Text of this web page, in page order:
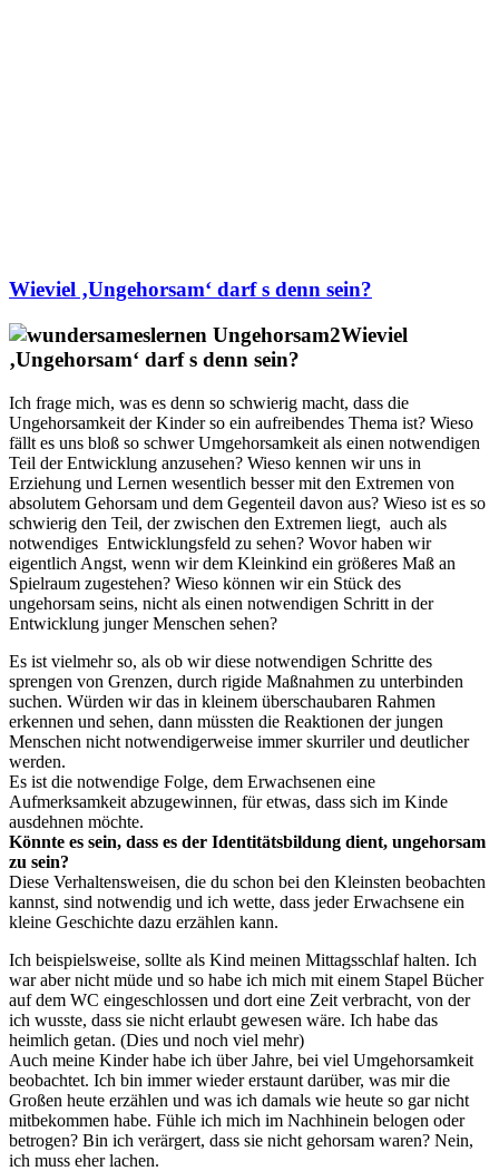
Wieviel ‚Ungehorsam‘ darf s denn sein?
Wieviel
‚Ungehorsam‘ darf s denn sein?
Ich frage mich, was es denn so schwierig macht, dass die
Ungehorsamkeit der Kinder so ein aufreibendes Thema ist? Wieso
fällt es uns bloß so schwer Umgehorsamkeit als einen notwendigen
Teil der Entwicklung anzusehen? Wieso kennen wir uns in
Erziehung und Lernen wesentlich besser mit den Extremen von
absolutem Gehorsam und dem Gegenteil davon aus? Wieso ist es so
schwierig den Teil, der zwischen den Extremen liegt, auch als
notwendiges Entwicklungsfeld zu sehen? Wovor haben wir
eigentlich Angst, wenn wir dem Kleinkind ein größeres Maß an
Spielraum zugestehen? Wieso können wir ein Stück des
ungehorsam seins, nicht als einen notwendigen Schritt in der
Entwicklung junger Menschen sehen?
Es ist vielmehr so, als ob wir diese notwendigen Schritte des
sprengen von Grenzen, durch rigide Maßnahmen zu unterbinden
suchen. Würden wir das in kleinem überschaubaren Rahmen
erkennen und sehen, dann müssten die Reaktionen der jungen
Menschen nicht notwendigerweise immer skurriler und deutlicher
werden.
Es ist die notwendige Folge, dem Erwachsenen eine
Aufmerksamkeit abzugewinnen, für etwas, dass sich im Kinde
ausdehnen möchte.
Könnte es sein, dass es der Identitätsbildung dient, ungehorsam
zu sein?
Diese Verhaltensweisen, die du schon bei den Kleinsten beobachten
kannst, sind notwendig und ich wette, dass jeder Erwachsene ein
kleine Geschichte dazu erzählen kann.
Ich beispielsweise, sollte als Kind meinen Mittagsschlaf halten. Ich
war aber nicht müde und so habe ich mich mit einem Stapel Bücher
auf dem WC eingeschlossen und dort eine Zeit verbracht, von der
ich wusste, dass sie nicht erlaubt gewesen wäre. Ich habe das
heimlich getan. (Dies und noch viel mehr)
Auch meine Kinder habe ich über Jahre, bei viel Umgehorsamkeit
beobachtet. Ich bin immer wieder erstaunt darüber, was mir die
Großen heute erzählen und was ich damals wie heute so gar nicht
mitbekommen habe. Fühle ich mich im Nachhinein belogen oder
betrogen? Bin ich verärgert, dass sie nicht gehorsam waren? Nein,
ich muss eher lachen.